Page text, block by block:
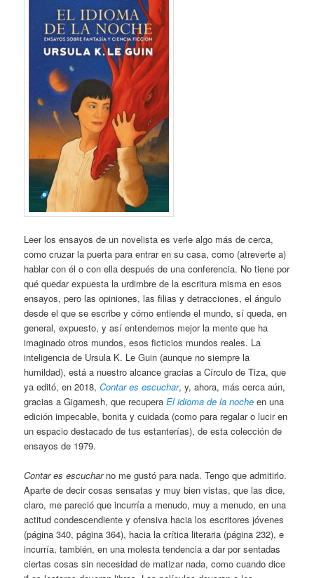
Leer los ensayos de un novelista es verle algo más de cerca,
como cruzar la puerta para entrar en su casa, como (atreverte a)
hablar con él o con ella después de una conferencia. No tiene por
qué quedar expuesta la urdimbre de la escritura misma en esos
ensayos, pero las opiniones, las filias y detracciones, el ángulo
desde el que se escribe y cómo entiende el mundo, sí queda, en
general, expuesto, y así entendemos mejor la mente que ha
imaginado otros mundos, esos ficticios mundos reales. La
inteligencia de Ursula K. Le Guin (aunque no siempre la
humildad), está a nuestro alcance gracias a Círculo de Tiza, que
ya editó, en 2018,Contar es escuchar, y, ahora, más cerca aún,
gracias a Gigamesh, que recuperaEl idioma de la noche en una
edición impecable, bonita y cuidada (como para regalar o lucir en
un espacio destacado de tus estanterías), de esta colección de
ensayos de 1979.
Contar es escucharno me gustó para nada. Tengo que admitirlo.
Aparte de decir cosas sensatas y muy bien vistas, que las dice,
claro, me pareció que incurría a menudo, muy a menudo, en una
actitud condescendiente y ofensiva hacia los escritores jóvenes
(página 340, página 364), hacia la crítica literaria (página 232), e
incurría, también, en una molesta tendencia a dar por sentadas
ciertas cosas sin necesidad de matizar nada, como cuando dice